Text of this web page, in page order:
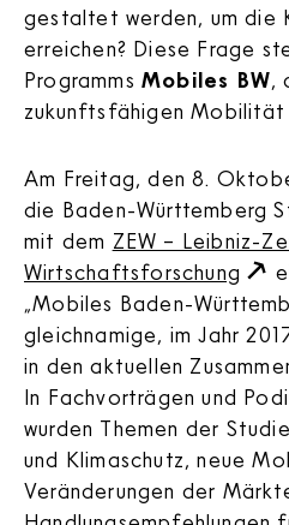
gestaltet werden, um die
erreichen? Diese Frage
Programms Mobiles BW,
zukunftsfähigen Mobilität
Am Freitag, den 8.
die Baden-Württemberg
mit dem ZEW – Leibniz-
Wirtschaftsforschung
„Mobiles Baden-
gleichnamige, im Jahr
in den aktuellen
In Fachvorträgen und
wurden Themen der
und Klimaschutz, neue
Veränderungen der